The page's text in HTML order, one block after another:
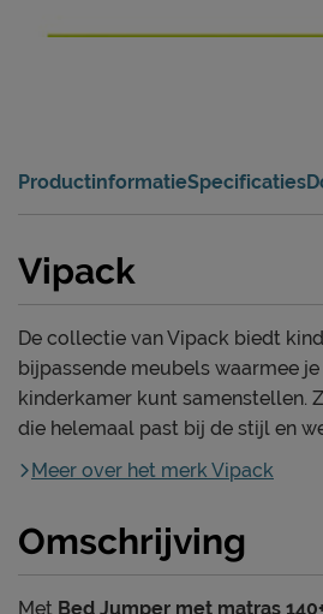
ProductinformatieSpecificaties
Vipack
De collectie van Vipack biedt
bijpassende meubels waarmee
kinderkamer kunt samenstellen.
die helemaal past bij de stijl en
Meer over het merk Vipack
Omschrijving
Met Bed Jumper met matras